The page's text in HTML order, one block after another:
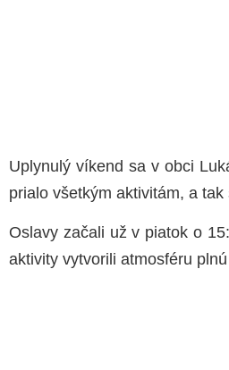
Uplynulý víkend sa v obci
prialo všetkým aktivitám, a
Oslavy začali už v piatok o
aktivity vytvorili atmosféru